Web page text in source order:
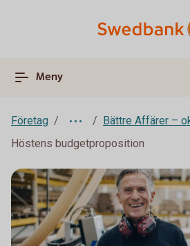
Meny
Företag
Bättre Affärer –
Höstens budgetproposition